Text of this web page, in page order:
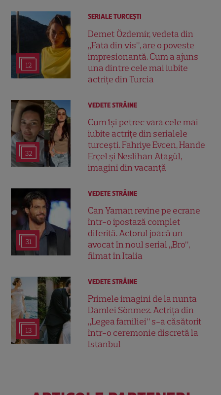
12
SERIALE TURCEŞTI
Demet Özdemir, vedeta din
„Fata din vis”, are o poveste
impresionantă. Cum a ajuns
una dintre cele mai iubite
actrițe din Turcia
32
VEDETE STRĂINE
Cum își petrec vara cele mai
iubite actrițe din serialele
turcești. Fahriye Evcen, Hande
Erçel și Neslihan Atagül,
imagini din vacanță
31
VEDETE STRĂINE
Can Yaman revine pe ecrane
într-o ipostază complet
diferită. Actorul joacă un
avocat în noul serial „Bro”,
filmat în Italia
13
VEDETE STRĂINE
Primele imagini de la nunta
Damlei Sönmez. Actrița din
„Legea familiei” s-a căsătorit
într-o ceremonie discretă la
Istanbul